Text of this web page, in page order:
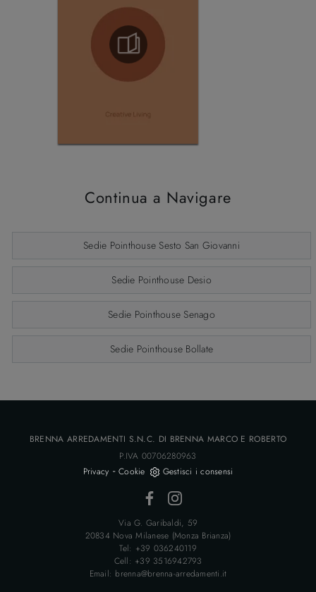
Continua a Navigare
Sedie Pointhouse Sesto San Giovanni
Sedie Pointhouse Desio
Sedie Pointhouse Senago
Sedie Pointhouse Bollate
BRENNA ARREDAMENTI S.N.C. DI BRENNA MARCO E ROBERTO
P.IVA 00706280963
Privacy -Cookie Gestisci i consensi
Via G. Garibaldi, 59
20834 Nova Milanese (Monza Brianza)
Tel: +39 036240119
Cell: +39 3516942793
Email: brenna@brenna-arredamenti.it